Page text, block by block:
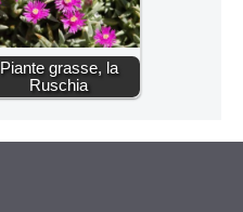
Piante grasse, la
Ruschia